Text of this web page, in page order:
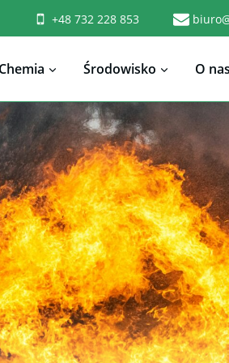
+48 732 228 853
Chemia Środowisko O nas